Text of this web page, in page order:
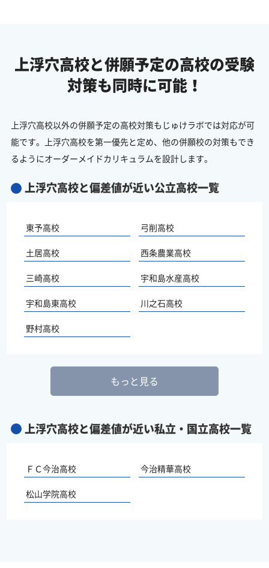
上浮穴高校と併願予定の高校の受験
対策も同時に可能！
上浮穴高校以外の併願予定の高校対策もじゅけラボでは対応が可
能です。上浮穴高校を第一優先と定め、他の併願校の対策もでき
るようにオーダーメイドカリキュラムを設計します。
上浮穴高校と偏差値が近い公立高校一覧
東予高校 弓削高校
土居高校 西条農業高校
三崎高校 宇和島水産高校
宇和島東高校 川之石高校
野村高校
もっと見る
上浮穴高校と偏差値が近い私立・国立高校一覧
ＦＣ今治高校 今治精華高校
松山学院高校